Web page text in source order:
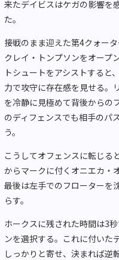
来たデイビスはケガの影響を
た。
接戦のまま迎えた第4クォー
クレイ・トンプソンをオープ
トシュートをアシストすると
力で攻守に存在感を見せる。
を冷静に見極めて背後からの
のディフェンスでも相手のパ
う。
こうしてオフェンスに転じる
からマークに付くオニエカ・
最後は左手でのフローターを
らす。
ホークスに残された時間は3
ンを選択する。これに付いた
しっかりと寄せ、決まれば逆